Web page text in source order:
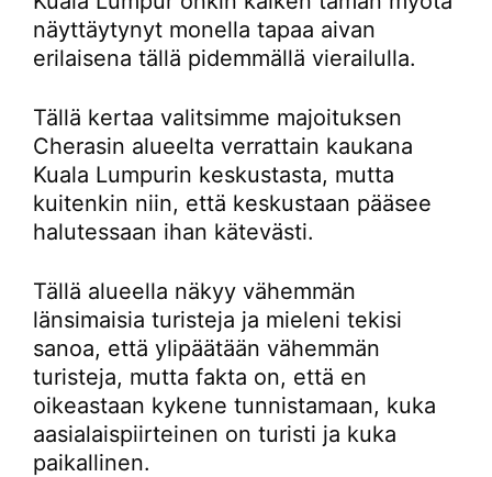
näyttäytynyt monella tapaa aivan
erilaisena tällä pidemmällä vierailulla.
Tällä kertaa valitsimme majoituksen
Cherasin alueelta verrattain kaukana
Kuala Lumpurin keskustasta, mutta
kuitenkin niin, että keskustaan pääsee
halutessaan ihan kätevästi.
Tällä alueella näkyy vähemmän
länsimaisia turisteja ja mieleni tekisi
sanoa, että ylipäätään vähemmän
turisteja, mutta fakta on, että en
oikeastaan kykene tunnistamaan, kuka
aasialaispiirteinen on turisti ja kuka
paikallinen.